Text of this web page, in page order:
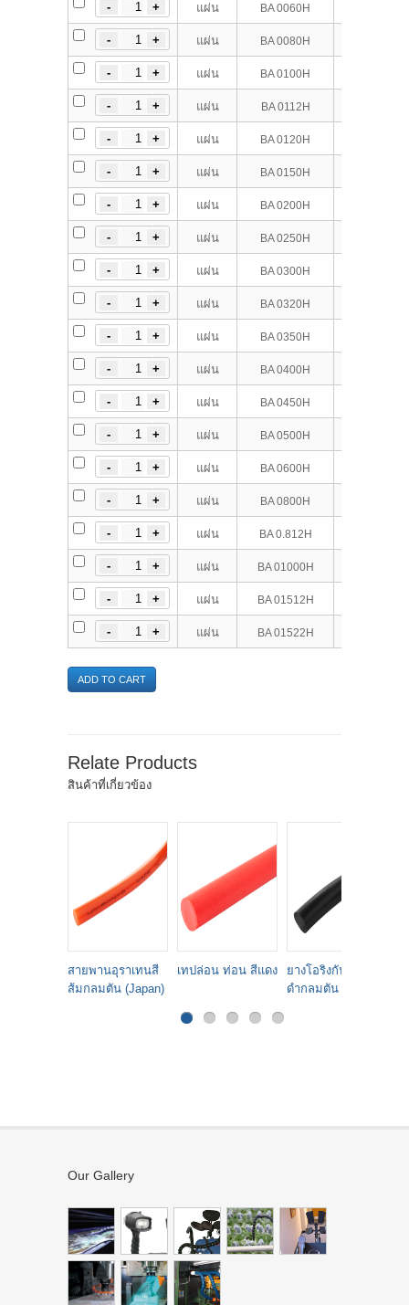
แผ่น BA 0060H
แผ่น BA 0080H
แผ่น BA 0100H
แผ่น BA 0112H
แผ่น BA 0120H
แผ่น BA 0150H
แผ่น BA 0200H
แผ่น BA 0250H
แผ่น BA 0300H
แผ่น BA 0320H
แผ่น BA 0350H
แผ่น BA 0400H
แผ่น BA 0450H
แผ่น BA 0500H
แผ่น BA 0600H
แผ่น BA 0800H
แผ่น BA 0.812H
แผ่น BA 01000H
แผ่น BA 01512H
แผ่น BA 01522H
ADD TO CART
Relate Products
สินค้าที่เกี่ยวข้อง
สายพานอุราเทนสี
ส้มกลมตัน (Japan)
เทปล่อน ท่อน สีแดง
ยางโอริงกันน้ำมันสี
ดำกลมตัน
Our Gallery